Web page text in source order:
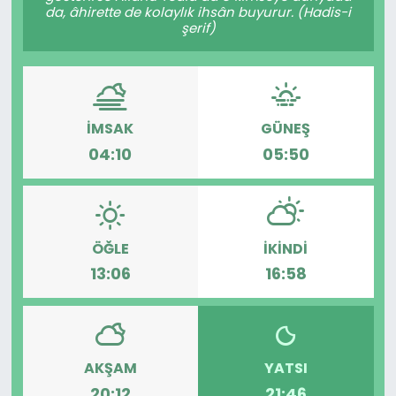
da, âhirette de kolaylık ihsân buyurur. (Hadis-i
şerif)
İMSAK
04:10
GÜNEŞ
05:50
ÖĞLE
13:06
İKINDI
16:58
AKŞAM YATSI